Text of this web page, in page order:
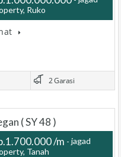
Ruko
2 Garasi
( SY 48 )
/m
jagad
Tanah